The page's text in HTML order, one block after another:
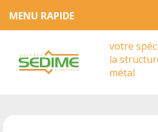
Engagement HSE
Actualités
votre
la
métal